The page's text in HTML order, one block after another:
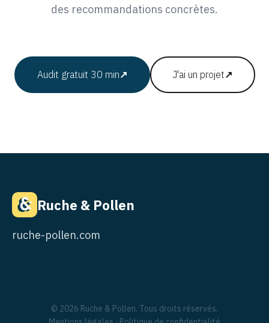
des recommandations concrètes.
Audit gratuit 30 min↗ J'ai un projet↗
Ruche & Pollen
ruche-pollen.com
© 2026 Ruche & Pollen. Tous droits réservés.